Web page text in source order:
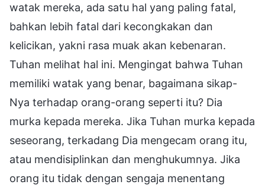
watak mereka, ada satu hal yang paling fatal,
bahkan lebih fatal dari kecongkakan dan
kelicikan, yakni rasa muak akan kebenaran.
Tuhan melihat hal ini. Mengingat bahwa Tuhan
memiliki watak yang benar, bagaimana sikap-
Nya terhadap orang-orang seperti itu? Dia
murka kepada mereka. Jika Tuhan murka kepada
seseorang, terkadang Dia mengecam orang itu,
atau mendisiplinkan dan menghukumnya. Jika
orang itu tidak dengan sengaja menentang